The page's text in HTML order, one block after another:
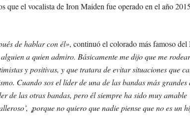
que el vocalista de Iron Maiden fue operado en el año
de hablar con él», continuó el colorado más famoso del
a quien admiro. Básicamente me dijo que me
y positivas, y que tratara de evitar situaciones que
Cuando sos el líder de una de las bandas más grandes
de las otras bandas, pero él siempre ha sido muy amable
¡porque no quiero que nadie piense que no es un